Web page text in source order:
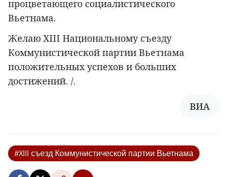
процветающего социалистического
Вьетнама.
Желаю XIII Национальному съезду
Коммунистической партии Вьетнама
положительных успехов и больших
достижений. /.
ВИА
#XIII съезд Коммунистической партии Вьетнама